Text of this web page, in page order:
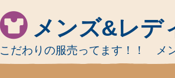
メンズ&レデ
こだわりの服売ってます！！ メ